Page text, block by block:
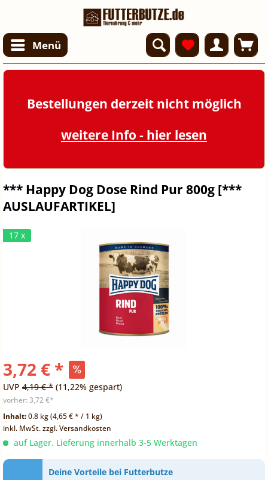
Menü
Bestellungen derzeit nicht möglich
weitere Info - hier lesen
*** Happy Dog Dose Rind Pur 800g [***
AUSLAUFARTIKEL]
17 x
3,72 € *
UVP 4,19 € * (11,22% gespart)
vorher: 3,72 €*
Inhalt:0.8 kg (4,65 € * / 1 kg)
inkl. MwSt.zzgl. Versandkosten
auf Lager. Lieferung innerhalb 3-5 Werktagen
Deine Vorteile bei Futterbutze